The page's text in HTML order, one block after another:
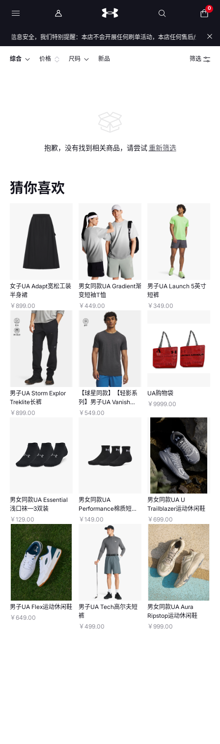
0
信息安全，我们特别提醒：本店不会开展任何刷单活动，本店任何售后/退款仅
综合 价格 尺码 新品 筛选
抱歉，没有找到相关商品，请尝试 重新筛选
猜你喜欢
女子UA Adapt宽松工装
半身裙
￥899.00
男女同款UA Gradient渐
变短袖T恤
￥449.00
男子UA Launch 5英寸
短裤
￥349.00
男子UA Storm Explor
Treklite长裤
￥899.00
【球星同款】【轻影系
列】男子UA Vanish
Elite Seamless速干短
￥549.00
UA购物袋
￥9999.00
男女同款UA Essential
浅口袜—3双装
￥129.00
男女同款UA
Performance棉质短
袜-3双装
￥149.00
男女同款UA U
Trailblazer运动休闲鞋
￥699.00
男子UA Flex运动休闲鞋
￥649.00
男子UA Tech高尔夫短
裤
￥499.00
男女同款UA Aura
Ripstop运动休闲鞋
￥999.00